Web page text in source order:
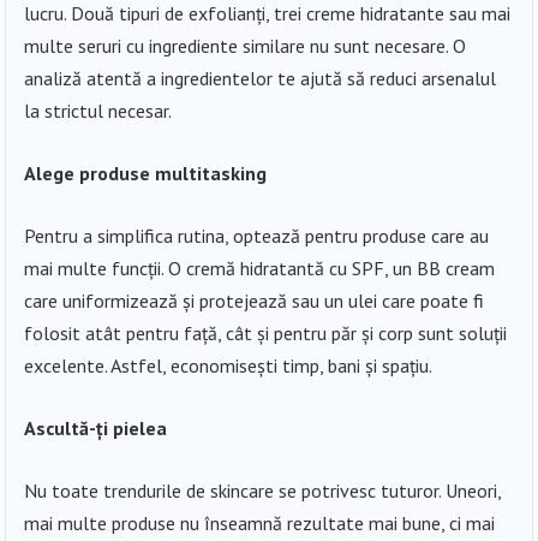
lucru. Două tipuri de exfolianți, trei creme hidratante sau mai
multe seruri cu ingrediente similare nu sunt necesare. O
analiză atentă a ingredientelor te ajută să reduci arsenalul
la strictul necesar.
Alege produse multitasking
Pentru a simplifica rutina, optează pentru produse care au
mai multe funcții. O cremă hidratantă cu SPF, un BB cream
care uniformizează și protejează sau un ulei care poate fi
folosit atât pentru față, cât și pentru păr și corp sunt soluții
excelente. Astfel, economisești timp, bani și spațiu.
Ascultă-ți pielea
Nu toate trendurile de skincare se potrivesc tuturor. Uneori,
mai multe produse nu înseamnă rezultate mai bune, ci mai